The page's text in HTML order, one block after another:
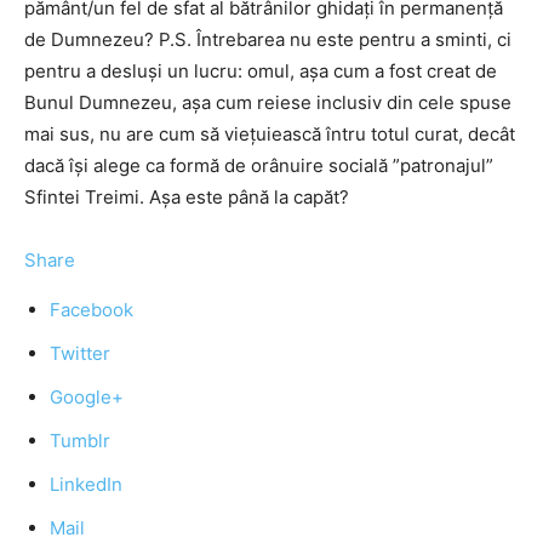
pământ/un fel de sfat al bătrânilor ghidaţi în permanenţă
de Dumnezeu? P.S. Întrebarea nu este pentru a sminti, ci
pentru a desluşi un lucru: omul, aşa cum a fost creat de
Bunul Dumnezeu, aşa cum reiese inclusiv din cele spuse
mai sus, nu are cum să vieţuiească întru totul curat, decât
dacă îşi alege ca formă de orânuire socială ”patronajul”
Sfintei Treimi. Aşa este până la capăt?
Share
Facebook
Twitter
Google+
Tumblr
LinkedIn
Mail